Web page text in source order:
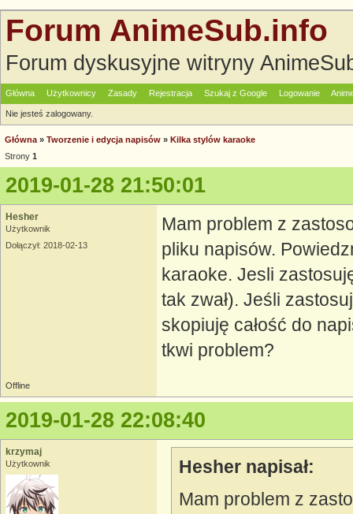
Forum AnimeSub.info
Forum dyskusyjne witryny
Główna Użytkownicy Zasady Rejestracja Szukaj z Google Logowanie
Nie jesteś zalogowany.
Główna » Tworzenie i edycja napisów » Kilka stylów karaoke
Strony 1
2019-01-28 21:50:01
Hesher
Użytkownik
Dołączył: 2018-02-13
Mam problem z
pliku napisów.
karaoke. Jesli
tak zwał). Jeśli
skopiuję całość do
tkwi problem?
Offline
2019-01-28 22:08:40
krzymaj
Użytkownik
Hesher napisał:
Mam problem z